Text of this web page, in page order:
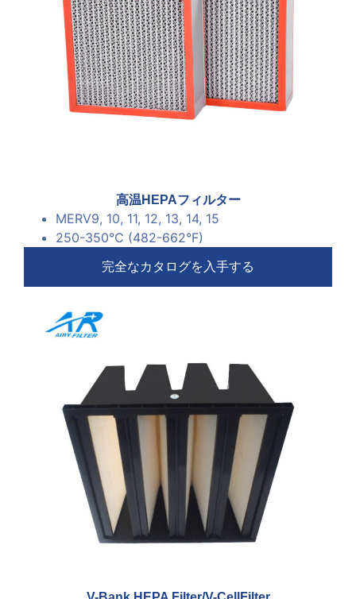
高温HEPAフィルター
MERV9, 10, 11, 12, 13, 14, 15
250-350℃ (482-662°F)
完全なカタログを入手する